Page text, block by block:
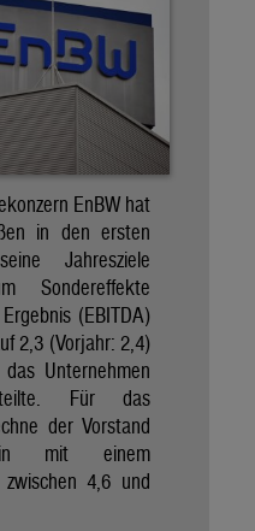
EnBW hat
in den ersten
Jahresziele
Sondereffekte
(EBITDA)
2,3 (Vorjahr: 2,4)
Unternehmen
Für das
der Vorstand
mit einem
4,6 und